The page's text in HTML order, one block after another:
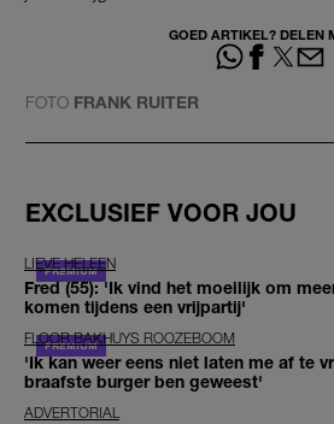
GOED ARTIKEL? DELEN
FOTO FRANK RUITER
EXCLUSIEF VOOR JOU
LIEVE HELEEN
Fred (55): 'Ik vind het moeilijk om
komen tijdens een vrijpartij'
FLOOR BAKHUYS ROOZEBOOM
'Ik kan weer eens niet laten me af te
braafste burger ben geweest'
ADVERTORIAL